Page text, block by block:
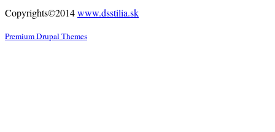
Copyrights©2014www.dsstilia.sk
Premium Drupal Themes